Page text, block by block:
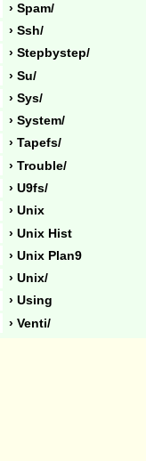
› Spam/
› Ssh/
› Stepbystep/
› Su/
› Sys/
› System/
› Tapefs/
› Trouble/
› U9fs/
› Unix
› Unix Hist
› Unix Plan9
› Unix/
› Using
› Venti/